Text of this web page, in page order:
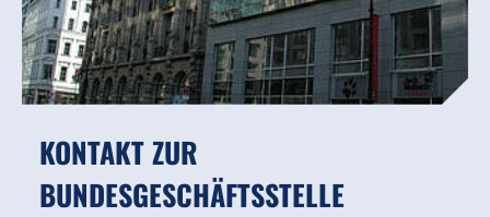
KONTAKT ZUR
BUNDESGESCHÄFTSSTELLE